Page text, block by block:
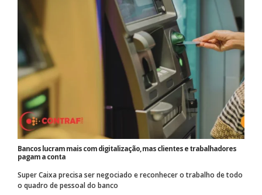
Bancos lucram mais com digitalização, mas clientes e trabalhadores
pagam a conta
Super Caixa precisa ser negociado e reconhecer o trabalho de todo
o quadro de pessoal do banco